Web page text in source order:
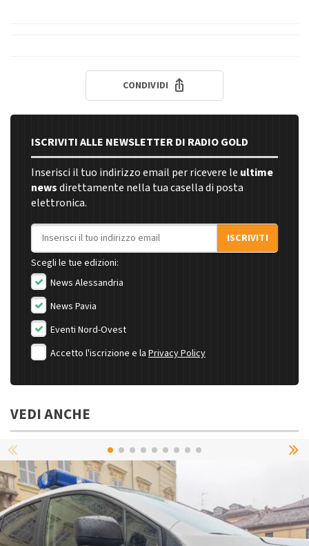
CONDIVIDI
ISCRIVITI ALLE NEWSLETTER DI RADIO GOLD
Inserisci il tuo indirizzo email per ricevere le ultime
newsdirettamente nella tua casella di posta
elettronica.
Indirizzo email
ISCRIVITI
Scegli le tue edizioni:
News Alessandria
News Pavia
Eventi Nord-Ovest
Accetto l'iscrizione e la Privacy Policy
VEDI ANCHE